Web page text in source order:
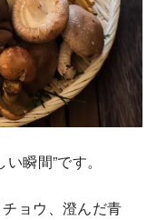
瞬間”です。
ョウ、澄んだ青